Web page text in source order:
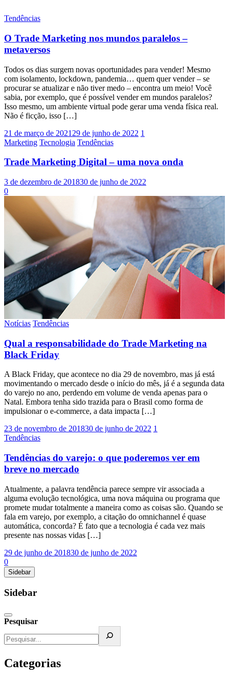
Tendências
O Trade Marketing nos mundos paralelos –
metaversos
Todos os dias surgem novas oportunidades para vender! Mesmo
com isolamento, lockdown, pandemia… quem quer vender – se
procurar se atualizar e não tiver medo – encontra um meio! Você
sabia, por exemplo, que é possível vender em mundos paralelos?
Isso mesmo, um ambiente virtual pode gerar uma venda física real.
Não é ficção, isso […]
21 de março de 2021 29 de junho de 2022 1
Marketing Tecnologia Tendências
Trade Marketing Digital – uma nova onda
3 de dezembro de 201830 de junho de 2022
0
Notícias Tendências
Qual a responsabilidade do Trade Marketing na
Black Friday
A Black Friday, que acontece no dia 29 de novembro, mas já está
movimentando o mercado desde o início do mês, já é a segunda data
do varejo no ano, perdendo em volume de venda apenas para o
Natal. Embora tenha sido trazida para o Brasil como forma de
impulsionar o e-commerce, a data impacta […]
23 de novembro de 201830 de junho de 2022 1
Tendências
Tendências do varejo: o que poderemos ver em
breve no mercado
Atualmente, a palavra tendência parece sempre vir associada a
alguma evolução tecnológica, uma nova máquina ou programa que
promete mudar totalmente a maneira como as coisas são. Quando se
fala em varejo, por exemplo, a citação do omnichannel é quase
automática, concorda? É fato que a tecnologia é cada vez mais
presente nas nossas vidas […]
29 de junho de 201830 de junho de 2022
0
Sidebar
Sidebar
Pesquisar
Categorias